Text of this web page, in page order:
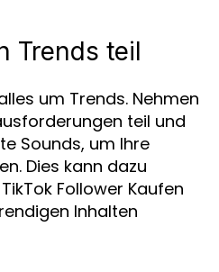
Trends teil
um Trends. Nehmen
teil und
Sounds, um Ihre
Dies kann dazu
Follower Kaufen
Inhalten